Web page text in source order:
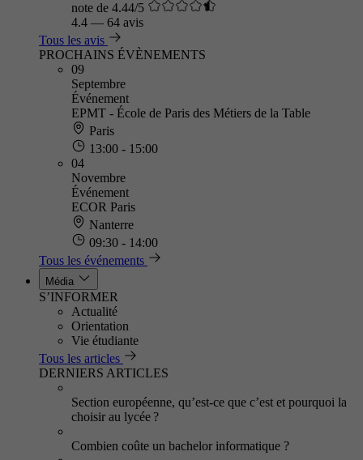
note de 4.44/5
4.4 — 64 avis
Tous les avis
PROCHAINS ÉVÈNEMENTS
09
Septembre
Événement
EPMT - École de Paris des Métiers de la Table
Paris
13:00 - 15:00
04
Novembre
Événement
ECOR Paris
Nanterre
09:30 - 14:00
Tous les événements
Média
S’INFORMER
Actualité
Orientation
Vie étudiante
Tous les articles
DERNIERS ARTICLES
Section européenne, qu’est-ce que c’est et pourquoi la
choisir au lycée ?
Combien coûte un bachelor informatique ?